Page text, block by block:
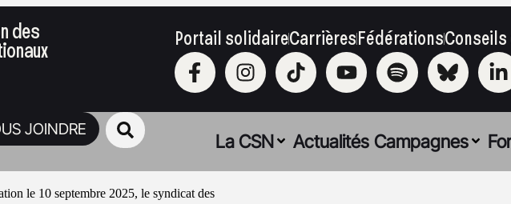
des Portail solidaireCarrièresFédérationsConseils
JOINDRE
La CSN Actualités Campagnes
le 10 septembre 2025, le syndicat des